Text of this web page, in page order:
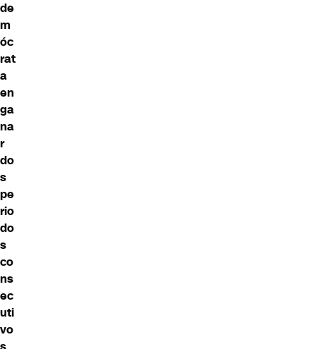
de
m
óc
rat
a
en
ga
na
r
do
s
pe
rio
do
s
co
ns
ec
uti
vo